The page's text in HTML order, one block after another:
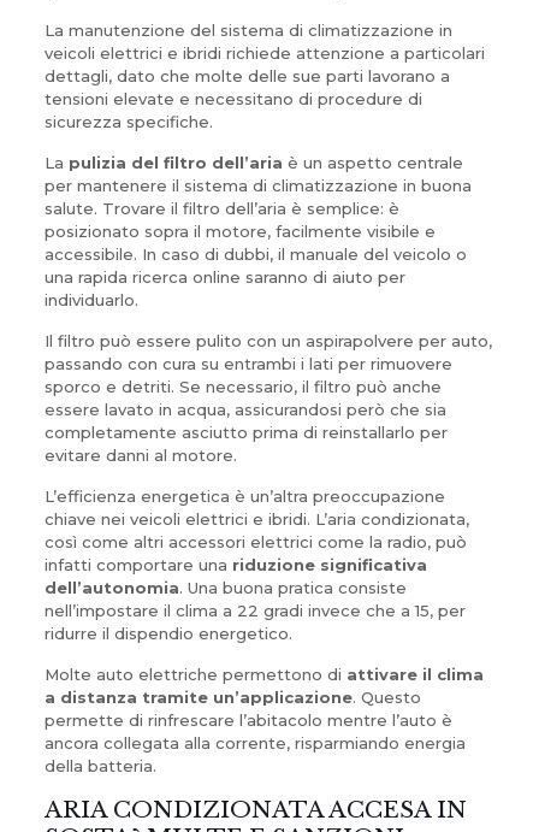
La manutenzione del sistema di climatizzazione in
veicoli elettrici e ibridi richiede attenzione a particolari
dettagli, dato che molte delle sue parti lavorano a
tensioni elevate e necessitano di procedure di
sicurezza specifiche.
La pulizia del filtro dell’aria è un aspetto centrale
per mantenere il sistema di climatizzazione in buona
salute. Trovare il filtro dell’aria è semplice: è
posizionato sopra il motore, facilmente visibile e
accessibile. In caso di dubbi, il manuale del veicolo o
una rapida ricerca online saranno di aiuto per
individuarlo.
Il filtro può essere pulito con un aspirapolvere per auto,
passando con cura su entrambi i lati per rimuovere
sporco e detriti. Se necessario, il filtro può anche
essere lavato in acqua, assicurandosi però che sia
completamente asciutto prima di reinstallarlo per
evitare danni al motore.
L’efficienza energetica è un’altra preoccupazione
chiave nei veicoli elettrici e ibridi. L’aria condizionata,
così come altri accessori elettrici come la radio, può
infatti comportare una riduzione significativa
dell’autonomia. Una buona pratica consiste
nell’impostare il clima a 22 gradi invece che a 15, per
ridurre il dispendio energetico.
Molte auto elettriche permettono di attivare il clima
a distanza tramite un’applicazione. Questo
permette di rinfrescare l’abitacolo mentre l’auto è
ancora collegata alla corrente, risparmiando energia
della batteria.
ARIA CONDIZIONATA ACCESA IN